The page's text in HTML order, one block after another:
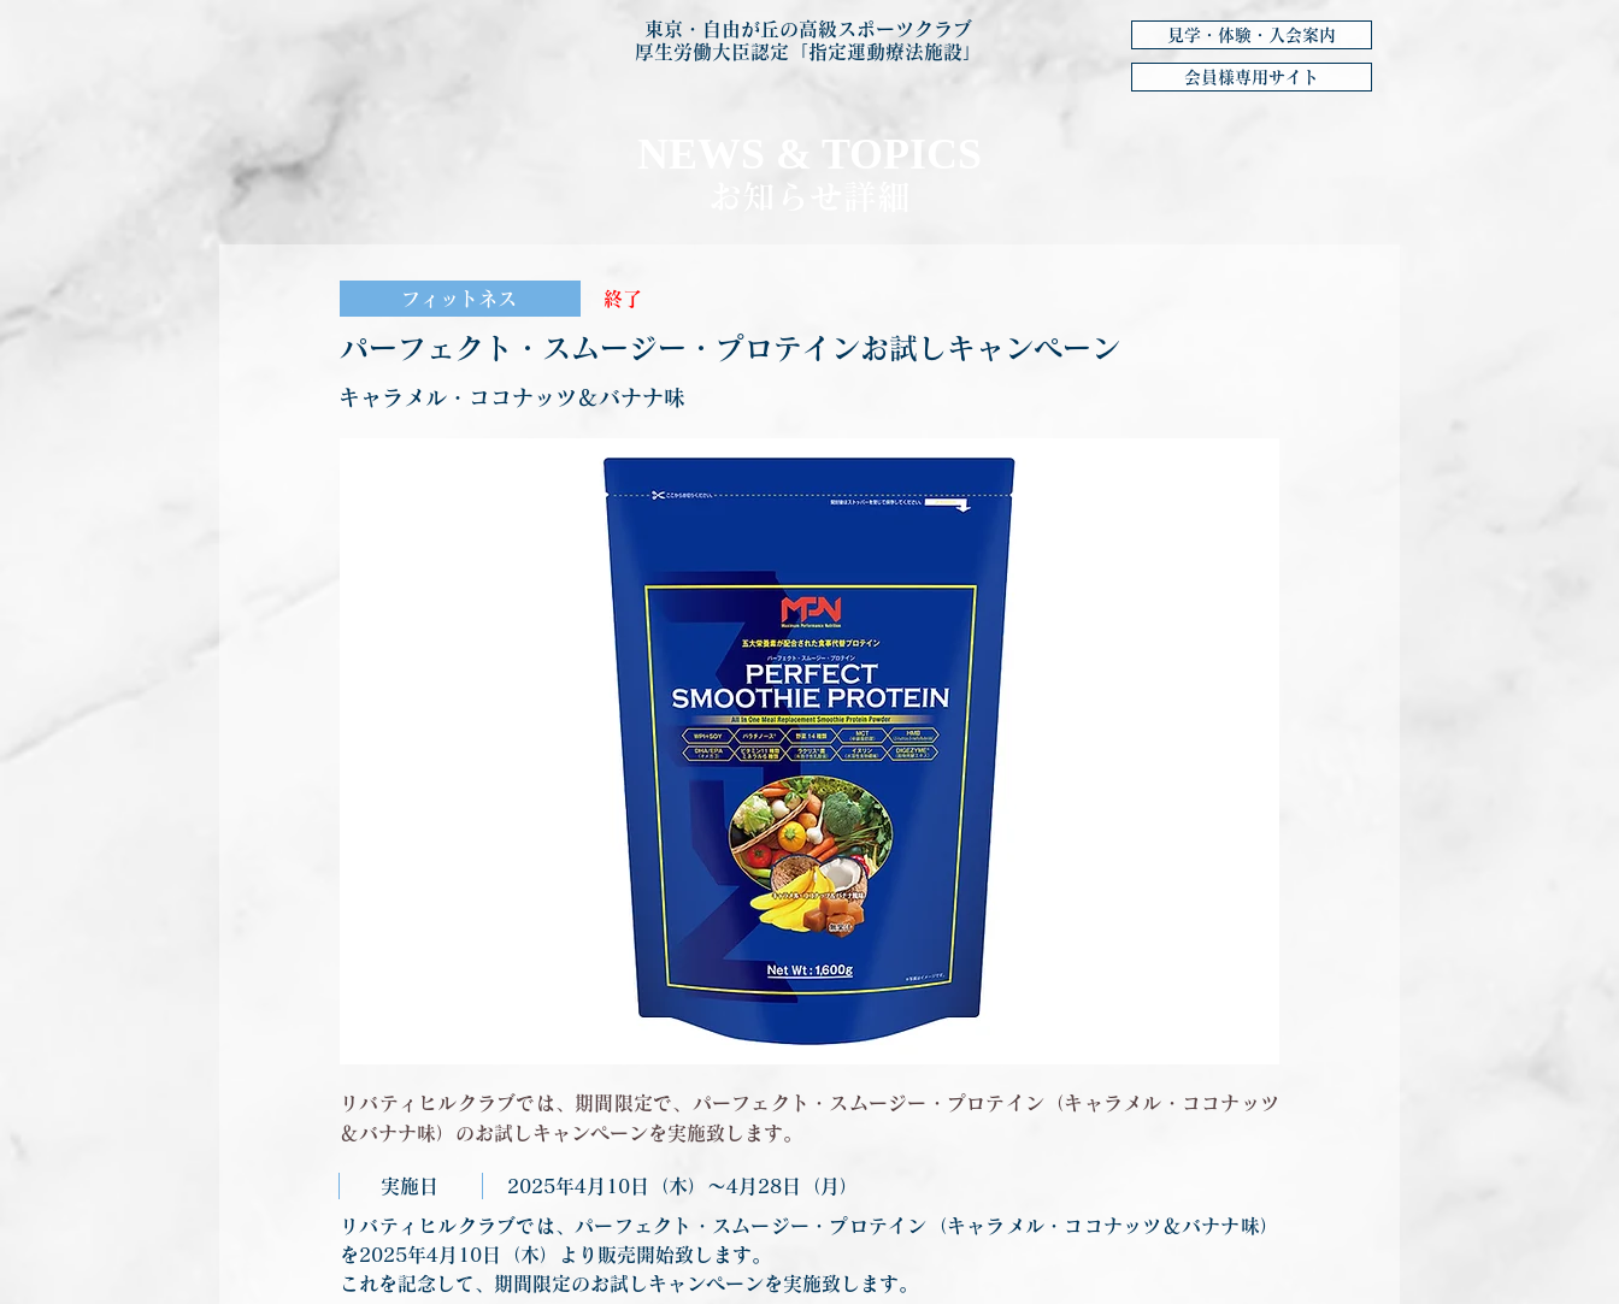
東京・自由が丘の高級スポーツクラブ
厚生労働大臣認定「指定運動療法施設」
見学・体験・入会案内
会員様専用サイト
NEWS & TOP
お知らせ詳細
フィットネス 終了
パーフェクト・スムージー・プロテインお試しキャンペーン
キャラメル・ココナッツ＆バナナ味
リバティヒルクラブでは、期間限定で、パーフェクト・スムージー・プロテイン（キャラメル・ココナッツ
＆バナナ味）のお試しキャンペーンを実施致します。
実施日 2025年4月10日（木）〜4月28日（月）
リバティヒルクラブでは、パーフェクト・スムージー・プロテイン（キャラメル・ココナッツ＆バナナ味）
を2025年4月10日（木）より販売開始致します。
これを記念して、期間限定のお試しキャンペーンを実施致します。